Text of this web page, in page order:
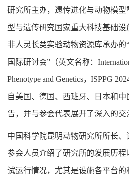
研究所主办，遗传进化与动物模
型与遗传研究国家重大科技基础
非人灵长类实验动物资源库承办的
国际研讨会”（英文名称：
Phenotype and Genetics，ISPPG
自美国、德国、西班牙、日本和
告，并与参会代表展开了深入的交
中国科学院昆明动物研究所所长
参会人员介绍了研究所的发展历程
试运行情况，尤其是设施各平台